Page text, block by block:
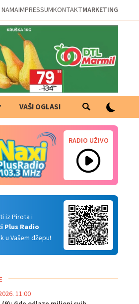
IMPRESSUMKONTAKTMARKETING
VAŠI OGLASI
RADIO UŽIVO
iz Pirota i
Plus Radio
u Vašem džepu!
11:00